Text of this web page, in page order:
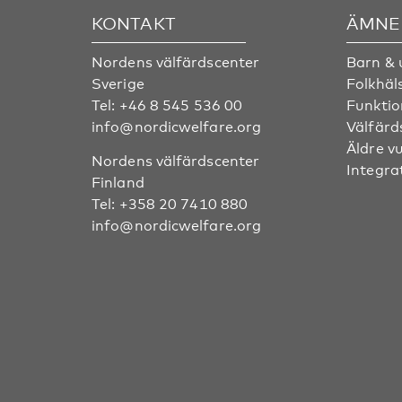
KONTAKT
Nordens välfärdscenter
Sverige
Tel: +46 8 545 536 00
info@nordicwelfare.org
Nordens välfärdscenter
Finland
Tel: +358 20 7410 880
info@nordicwelfare.org
Barn &
Äldre